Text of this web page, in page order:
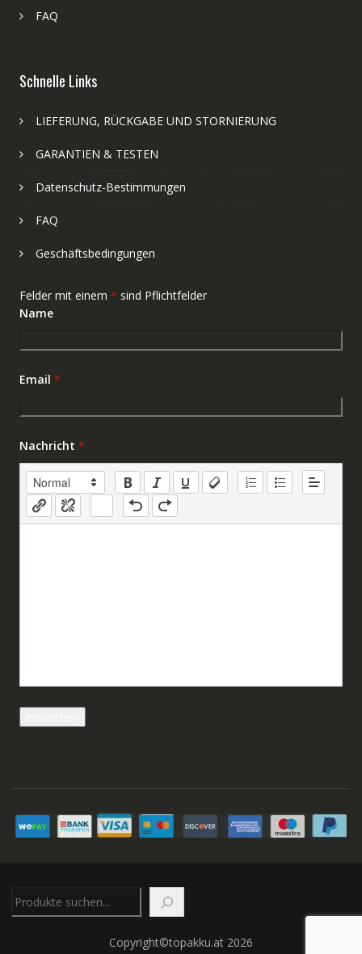
FAQ
Schnelle Links
LIEFERUNG, RÜCKGABE UND STORNIERUNG
GARANTIEN & TESTEN
Datenschutz-Bestimmungen
FAQ
Geschäftsbedingungen
Felder mit einem * sind Pflichtfelder
Name
Email *
Nachricht *
Copyright©topakku.at 2026